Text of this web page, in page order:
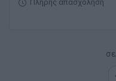
Πλήρης απασχόληση